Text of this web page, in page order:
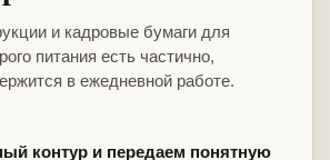
и кадровые бумаги для
питания есть частично,
в ежедневной работе.
контур и передаем понятную